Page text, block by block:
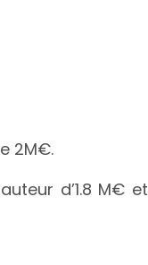
2M€.
d’1.8 M€ et